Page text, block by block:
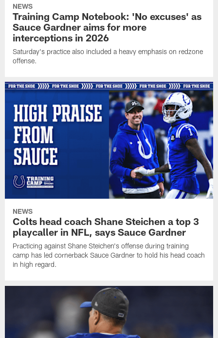
NEWS
Training Camp Notebook: 'No excuses' as
Sauce Gardner aims for more
interceptions in 2026
Saturday's practice also included a heavy emphasis on redzone
offense.
NEWS
Colts head coach Shane Steichen a top 3
playcaller in NFL, says Sauce Gardner
Practicing against Shane Steichen's offense during training
camp has led cornerback Sauce Gardner to hold his head coach
in high regard.